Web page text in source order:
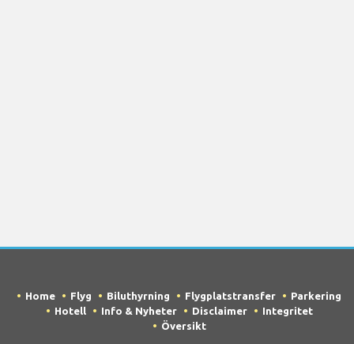
Home Flyg Biluthyrning Flygplatstransfer
Parkering
Hotell
Info & Nyheter Disclaimer
Integritet
Översikt